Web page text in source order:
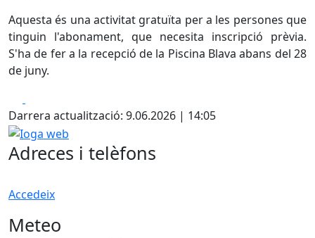
Aquesta és una activitat gratuïta per a les persones que
tinguin l'abonament, que necesita inscripció prèvia.
S'ha de fer a la recepció de la Piscina Blava abans del 28
de juny.
Darrera actualització: 9.06.2026 | 14:05
Ioga web
Adreces i telèfons
Accedeix
Meteo